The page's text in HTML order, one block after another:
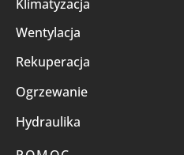
Klimatyzacja
Wentylacja
Rekuperacja
Ogrzewanie
Hydraulika